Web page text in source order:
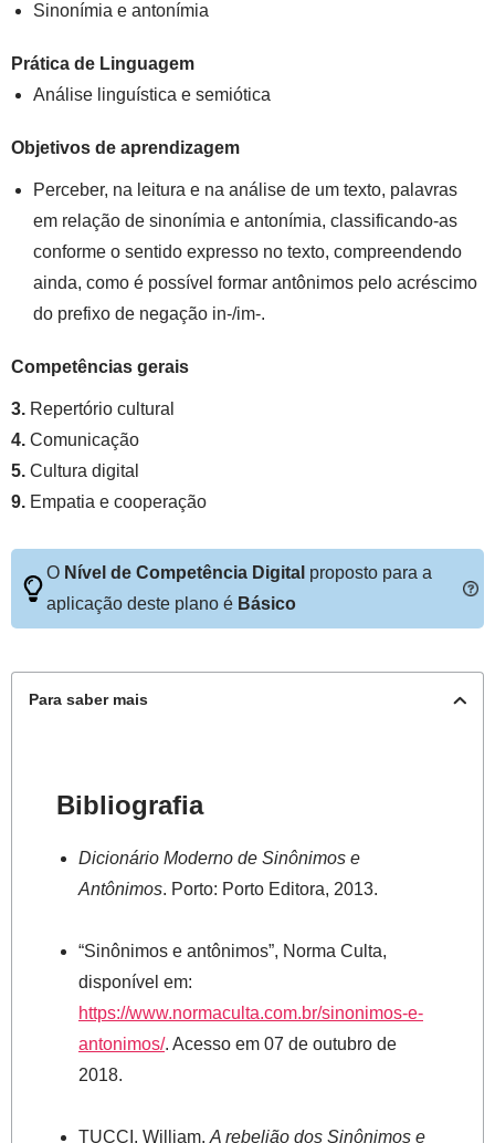
Sinonímia e antonímia
Prática de Linguagem
Análise linguística e semiótica
Objetivos de aprendizagem
Perceber, na leitura e na análise de um texto, palavras
em relação de sinonímia e antonímia, classificando-as
conforme o sentido expresso no texto, compreendendo
ainda, como é possível formar antônimos pelo acréscimo
do prefixo de negação in-/im-.
Competências gerais
3. Repertório cultural
4. Comunicação
5. Cultura digital
9. Empatia e cooperação
O Nível de Competência Digital proposto para a
aplicação deste plano é Básico
Para saber mais
Bibliografia
Dicionário Moderno de Sinônimos e
Antônimos. Porto: Porto Editora, 2013.
“Sinônimos e antônimos”, Norma Culta,
disponível em:
https://www.normaculta.com.br/sinonimos-e-
antonimos/. Acesso em 07 de outubro de
2018.
TUCCI, William. A rebelião dos Sinônimos e